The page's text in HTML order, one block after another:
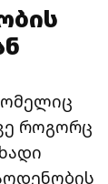
როგორც